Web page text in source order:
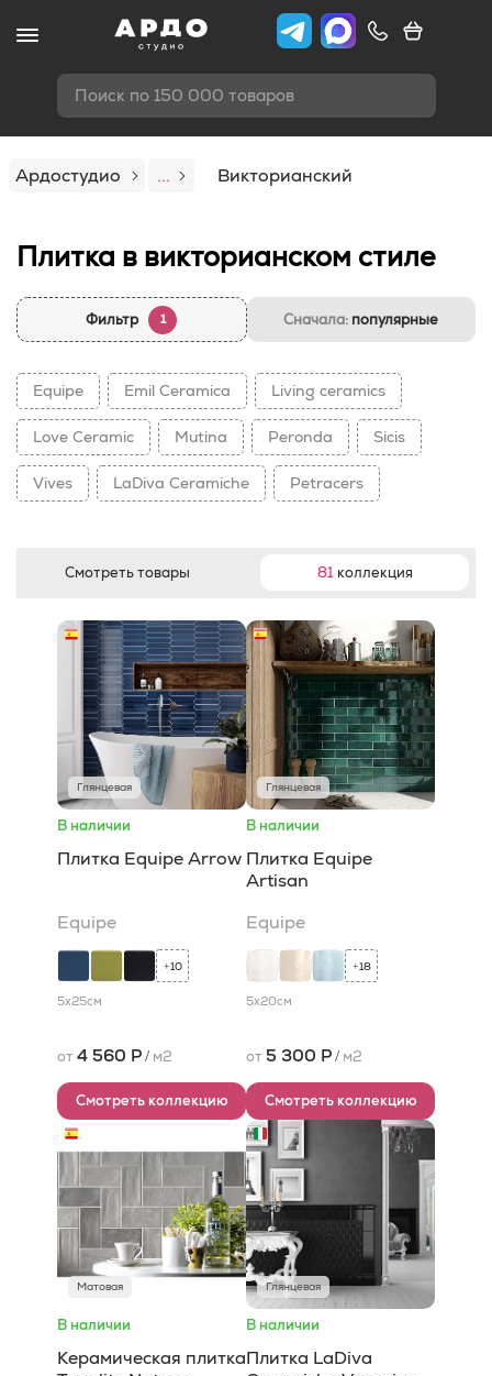
Поиск по 150 000 товаров
Ардостудио ... Викторианский
Плитка в викторианском стиле
Фильтр 1 Сначала: популярные
Equipe Emil Ceramica Living ceramics
Love Ceramic Mutina Peronda Sicis
Vives LaDiva Сeramiche Petracers
Смотреть товары 81 коллекция
Глянцевая
В наличии
Плитка Equipe Arrow
Equipe
+10
5x25см
от 4 560 Р/ м2
Смотреть коллекцию
Глянцевая
В наличии
Плитка Equipe
Artisan
Equipe
+18
5x20см
от 5 300 Р/ м2
Смотреть коллекцию
Матовая
В наличии
Керамическая плитка
Глянцевая
В наличии
Плитка LaDiva